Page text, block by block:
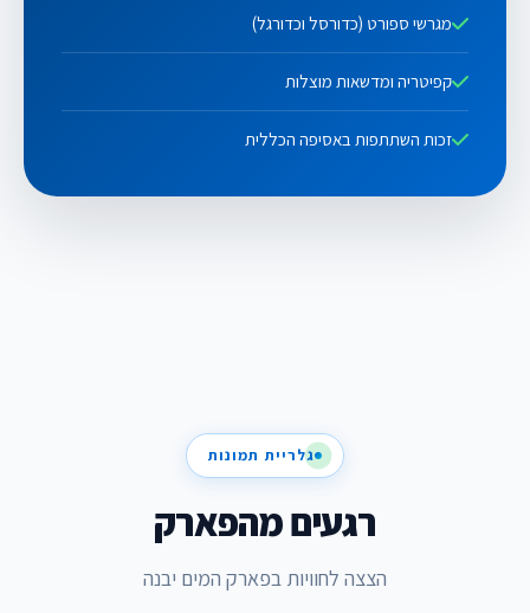
מגרשי ספורט (כדורסל וכדורגל)
קפיטריה ומדשאות מוצלות
זכות השתתפות באסיפה הכללית
גלריית תמונות
רגעים מהפארק
הצצה לחוויות בפארק המים יבנה